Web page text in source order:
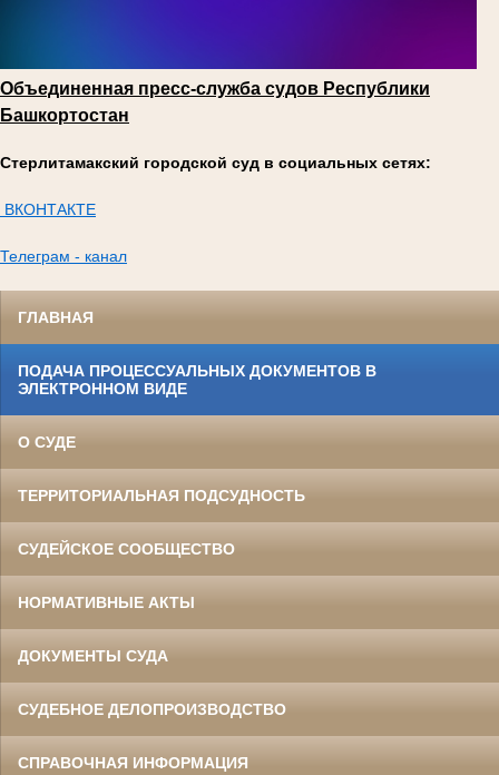
Объединенная пресс-служба судов Республики
Башкортостан
Стерлитамакский городской суд в социальных сетях:
ВКОНТАКТЕ
Телеграм - канал
ГЛАВНАЯ
ПОДАЧА ПРОЦЕССУАЛЬНЫХ ДОКУМЕНТОВ В
ЭЛЕКТРОННОМ ВИДЕ
О СУДЕ
ТЕРРИТОРИАЛЬНАЯ ПОДСУДНОСТЬ
СУДЕЙСКОЕ СООБЩЕСТВО
НОРМАТИВНЫЕ АКТЫ
ДОКУМЕНТЫ СУДА
СУДЕБНОЕ ДЕЛОПРОИЗВОДСТВО
СПРАВОЧНАЯ ИНФОРМАЦИЯ